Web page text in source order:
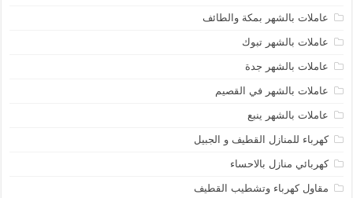
عاملات بالشهر بمكة والطائف
عاملات بالشهر تبوك
عاملات بالشهر جدة
عاملات بالشهر في القصيم
عاملات بالشهر ينبع
كهرباء للمنازل القطيف و الجبيل
كهربائي منازل بالاحساء
مقاول كهرباء وتشطيب القطيف